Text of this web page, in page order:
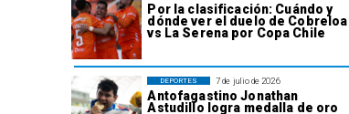
Por la clasificación: Cuándo y
dónde ver el duelo de Cobreloa
vs La Serena por Copa Chile
7 de julio de 2026
Antofagastino Jonathan
Astudillo logra medalla de oro
DEPORTES